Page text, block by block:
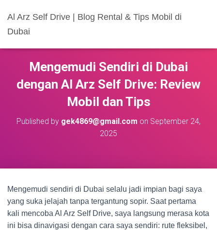
Al Arz Self Drive | Blog Rental & Tips Mobil di
Dubai
Mengemudi Sendiri di Dubai
dengan Al Arz Self Drive: Review
Mobil dan Tips
Published by gek4869@gmail.com on September 24,
2025
Mengemudi sendiri di Dubai selalu jadi impian bagi saya
yang suka jelajah tanpa tergantung sopir. Saat pertama
kali mencoba Al Arz Self Drive, saya langsung merasa kota
ini bisa dinavigasi dengan cara saya sendiri: rute fleksibel,